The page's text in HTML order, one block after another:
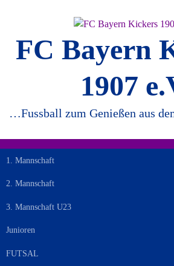
FC Bayern
1907
…Fussball zum Genießen aus
1. Mannschaft
2. Mannschaft
3. Mannschaft U23
Junioren
FUTSAL